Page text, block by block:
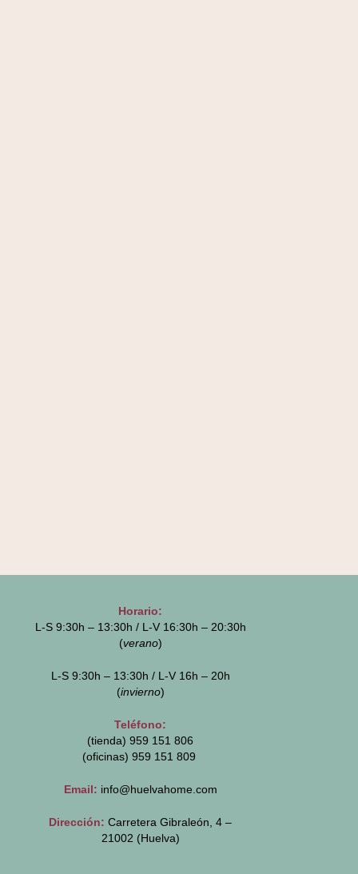
Horario:
L-S 9:30h – 13:30h / L-V 16:30h – 20:30h
(verano)
L-S 9:30h – 13:30h / L-V 16h – 20h
(invierno)
Teléfono:
(tienda) 959 151 806
(oficinas) 959 151 809
Email: info@huelvahome.com
Dirección: Carretera Gibraleón, 4 –
21002 (Huelva)